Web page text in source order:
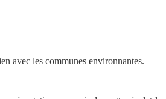
avec les communes environnantes.